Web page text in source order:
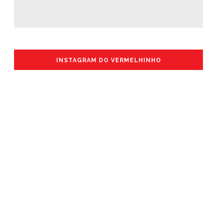
INSTAGRAM DO VERMELHINHO